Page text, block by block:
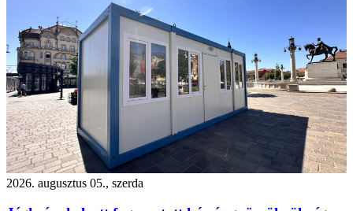
2026. augusztus 05., szerda